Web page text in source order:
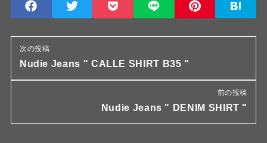
次の投稿
Nudie Jeans " CALLE SHIRT B35 "
前の投稿
Nudie Jeans " DENIM SHIRT "